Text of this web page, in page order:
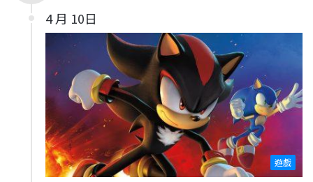
4 月 10日
遊戲